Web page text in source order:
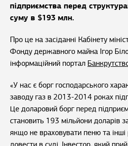
підприємства перед
суму в $193 млн.
Про це на засіданні Кабінету
Фонду державного майна Ігор
інформаційний портал
«У нас є борг господарського
заводу газ в 2013-2014 роках
Це доларовий борг перед
становить 193 мільйони доларів
якщо не враховувати пеню та інші